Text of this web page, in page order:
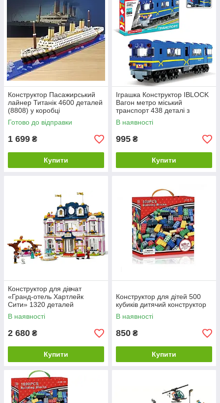
Конструктор Пасажирський
лайнер Титанік 4600 деталей
(8808) у коробці
Готово до відправки
1 699 ₴
Купити
Іграшка Конструктор IBLOCK
Вагон метро міський
транспорт 438 деталі з
наклейками в коробці
В наявності
995 ₴
Купити
Конструктор для дівчат
«Гранд-отель Хартлейк
Сити» 1320 деталей
В наявності
2 680 ₴
Купити
Конструктор для дітей 500
кубиків дитячий конструктор
В наявності
850 ₴
Купити